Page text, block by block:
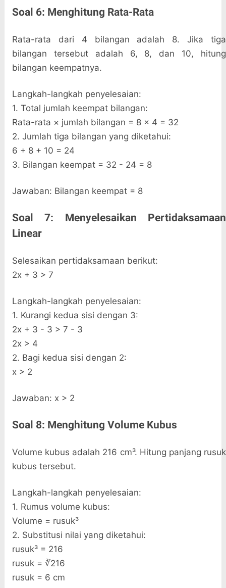
Soal 6: Menghitung Rata-Rata
Rata-rata dari 4 bilangan adalah 8. Jika tiga
bilangan tersebut adalah 6, 8, dan 10, hitung
bilangan keempatnya.
Langkah-langkah penyelesaian:
1. Total jumlah keempat bilangan:
Rata-rata × jumlah bilangan = 8 × 4 = 32
2. Jumlah tiga bilangan yang diketahui:
6 + 8 + 10 = 24
3. Bilangan keempat = 32 - 24 = 8
Jawaban: Bilangan keempat = 8
Soal 7: Menyelesaikan Pertidaksamaan
Linear
Selesaikan pertidaksamaan berikut:
2x + 3 > 7
Langkah-langkah penyelesaian:
1. Kurangi kedua sisi dengan 3:
2x + 3 - 3 > 7 - 3
2x > 4
2. Bagi kedua sisi dengan 2:
x > 2
Jawaban: x > 2
Soal 8: Menghitung Volume Kubus
Volume kubus adalah 216 cm³. Hitung panjang rusuk
kubus tersebut.
Langkah-langkah penyelesaian:
1. Rumus volume kubus:
Volume = rusuk³
2. Substitusi nilai yang diketahui:
rusuk³ = 216
rusuk = ∛216
rusuk = 6 cm